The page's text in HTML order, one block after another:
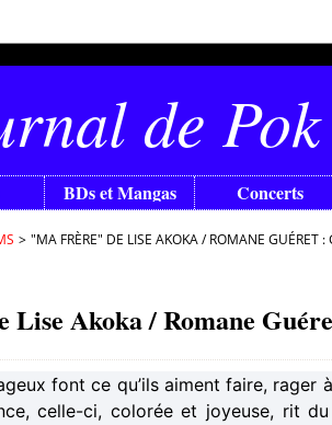
de Pok
BDs et Mangas Concerts
> "MA FRÈRE" DE LISE AKOKA / ROMANE GUÉRET
Akoka / Romane
font ce qu’ils aiment faire, rager
celle-ci, colorée et joyeuse, rit